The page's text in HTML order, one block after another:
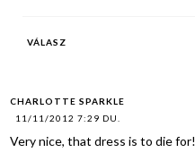
VÁLASZ
CHARLOTTE SPARKLE
11/11/2012 7:29 DU.
Very nice, that dress is to die for!